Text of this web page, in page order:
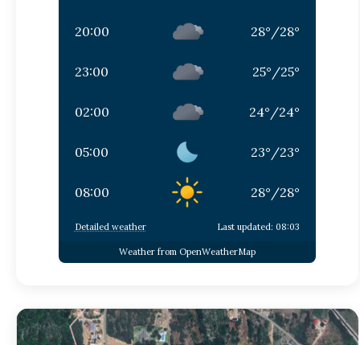
20:00 28° /28°
23:00 25° /25°
02:00 24° /24°
05:00 23° /23°
08:00 28° /28°
Detailed weather Last updated: 08:03
Weather from OpenWeatherMap